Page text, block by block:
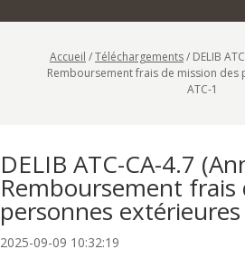
Accueil /Téléchargements/ DELIB
Remboursement frais de mission des
ATC-1
DELIB ATC-CA-4.7
Remboursement frais
personnes extérieures
2025-09-09 10:32:19